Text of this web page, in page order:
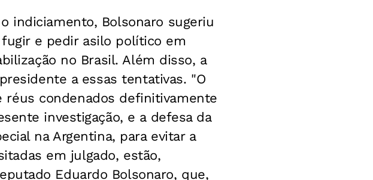
indiciamento, Bolsonaro sugeriu
e pedir asilo político em
no Brasil. Além disso, a
a essas tentativas. "O
réus condenados definitivamente
investigação, e a defesa da
na Argentina, para evitar a
em julgado, estão,
Eduardo Bolsonaro, que,